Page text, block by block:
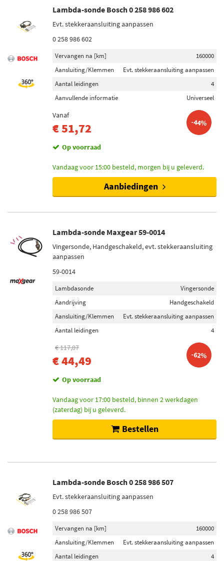
Resultaten
Maxgear (6)
Denso (13)
Niet op voorraad (207)
Op voorraad (79)
Lambda-sonde Bosch 0 258 986 602
Evt. stekkeraansluiting aanpassen
0 258 986 602
Vervangen na [km]
160000
Aansluiting/Klemmen
Evt. stekkeraansluiting aanpassen
Aantal leidingen
4
Aanvullende informatie
Universeel
Vanaf
€ 51,72 -44%
Op voorraad
Vandaag voor 15:00 besteld, morgen bij u geleverd.
Aanbiedingen
Lambda-sonde Maxgear 59-0014
Vingersonde, Handgeschakeld, evt. stekkeraansluiting
aanpassen
59-0014
Lambdasonde
Vingersonde
Aandrijving
Handgeschakeld
Aansluiting/Klemmen
Evt. stekkeraansluiting aanpassen
Aantal leidingen
4
€ 117,07
€ 44,49 -62%
Op voorraad
Vandaag voor 17:00 besteld, binnen 2 werkdagen
(zaterdag) bij u geleverd.
Bestellen
Lambda-sonde Bosch 0 258 986 507
Evt. stekkeraansluiting aanpassen
0 258 986 507
Vervangen na [km]
160000
Aansluiting/Klemmen
Evt. stekkeraansluiting aanpassen
Aantal leidingen
4